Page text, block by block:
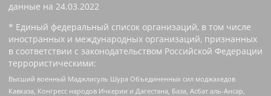
данные на 24.03.2022
* Единый федеральный список организаций, в том числе
иностранных и международных организаций, признанных
в соответствии с законодательством Российской Федерации
террористическими:
Высший военный Маджлисуль Шура Объединенных сил моджахедов
Кавказа, Конгресс народов Ичкерии и Дагестана, База, Асбат аль-Ансар,